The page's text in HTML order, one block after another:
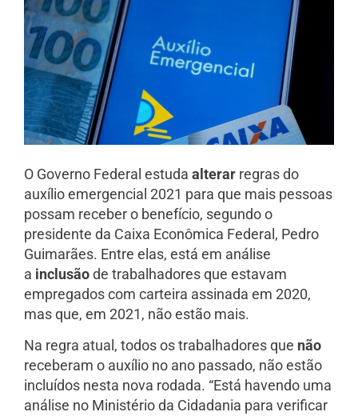
O Governo Federal estuda alterar regras do
auxílio emergencial 2021 para que mais pessoas
possam receber o benefício, segundo o
presidente da Caixa Econômica Federal, Pedro
Guimarães. Entre elas, está em análise
a inclusãode trabalhadores que estavam
empregados com carteira assinada em 2020,
mas que, em 2021, não estão mais.
Na regra atual, todos os trabalhadores que não
receberam o auxílio no ano passado, não estão
incluídos nesta nova rodada. “Está havendo uma
análise no Ministério da Cidadania para verificar